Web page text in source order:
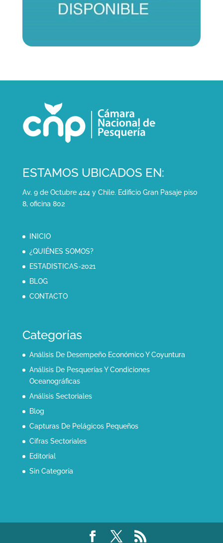
ESTAMOS UBICADOS EN:
Av. 9 de Octubre 424 y Chile. Edificio Gran Pasaje piso
8, oficina 802
INICIO
¿QUIÉNES SOMOS?
ESTADISTICAS-2021
BLOG
CONTACTO
Categorías
Análisis De Desempeño Económico Y Coyuntura
Análisis De Pesquerías Y Condiciones
Oceanográficas
Análisis Sectoriales
Blog
Capturas De Pelágicos Pequeños
Cifras Sectoriales
Editorial
Sin Categoría